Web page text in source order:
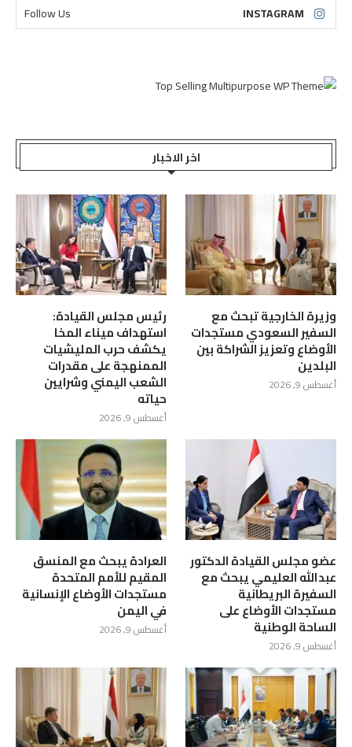
INSTAGRAM
Follow Us
اخر الاخبار
وزيرة الخارجية تبحث مع
السفير السعودي مستجدات
الأوضاع وتعزيز الشراكة بين
البلدين
أغسطس 9, 2026
رئيس مجلس القيادة:
استهداف ميناء المخا
يكشف حرب المليشيات
الممنهجة على مقدرات
الشعب اليمني وشرايين
حياته
أغسطس 9, 2026
عضو مجلس القيادة الدكتور
عبدالله العليمي يبحث مع
السفيرة البريطانية
مستجدات الأوضاع على
الساحة الوطنية
أغسطس 9, 2026
العرادة يبحث مع المنسق
المقيم للأمم المتحدة
مستجدات الأوضاع الإنسانية
في اليمن
أغسطس 9, 2026